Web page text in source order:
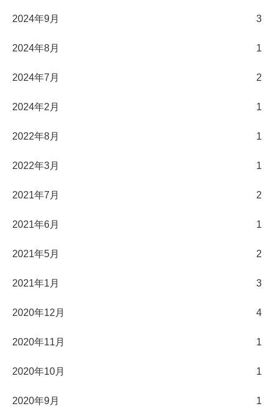
2024年9月 3
2024年8月 1
2024年7月 2
2024年2月 1
2022年8月 1
2022年3月 1
2021年7月 2
2021年6月 1
2021年5月 2
2021年1月 3
2020年12月 4
2020年11月 1
2020年10月 1
2020年9月 1